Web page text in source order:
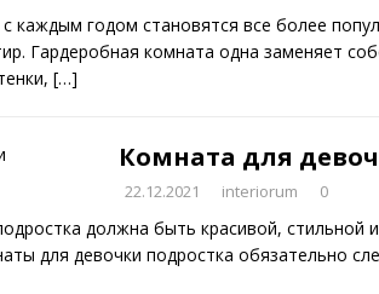
каждым годом становятся все более
Гардеробная комната одна заменяет
[…]
Комната для
22.12.2021 interiorum 0
должна быть красивой, стильной
для девочки подростка обязательно